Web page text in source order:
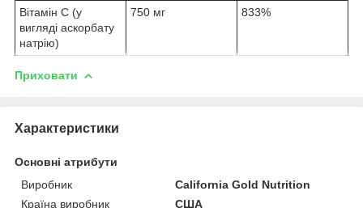
Вітамін С (у
вигляді аскорбату
натрію)
750 мг 833%
Приховати
Характеристики
Основні атрибути
Виробник
California Gold Nutrition
Країна виробник
США